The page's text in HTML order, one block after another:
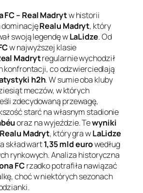
FC – Real Madrytw historii
dominacjęRealu Madryt, który
swoją legendę wLaLidze. Od
w najwyższej klasie
Madrytregularnie wychodził
konfrontacji, co odzwierciedlają
h2h. W sumie oba kluby
meczów, w których
zdecydowaną przewagę,
starć na własnym stadionie
oraz na wyjeździe. Tewyniki
Realu Madryt, który gra wLaLidze
skład wart1,35 mld eurowedług
rynkowych. Analiza historyczna
FCrzadko potrafiła nawiązać
choć w niektórych sezonach